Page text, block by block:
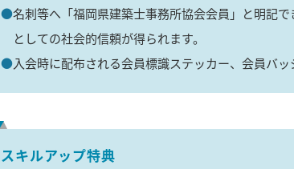
名刺等へ「福岡県建築士事務所協会会員」と明記
としての社会的信頼が得られます。
入会時に配布される会員標識ステッカー、会員バッ
スキルアップ特典